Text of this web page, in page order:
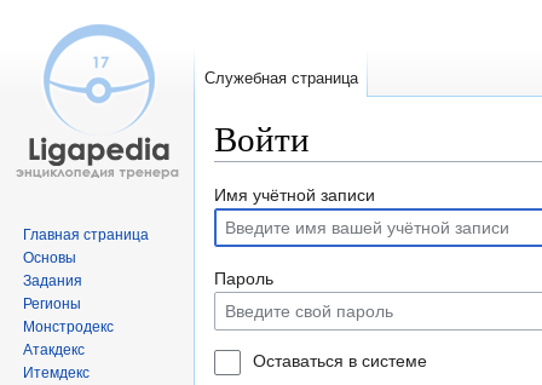
Войти
Перейти
навигации
Перейти
поиску
Имя учётной записи
Пароль
Оставаться в системе
Служебная страница
Главная страница
Основы
Задания
Регионы
Монстродекс
Атакдекс
Итемдекс